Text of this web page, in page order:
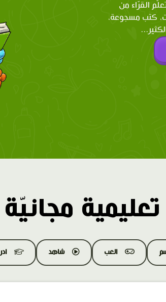
القرّاء من
كتب مسجوعة،
مجانيّة
العب شاهد